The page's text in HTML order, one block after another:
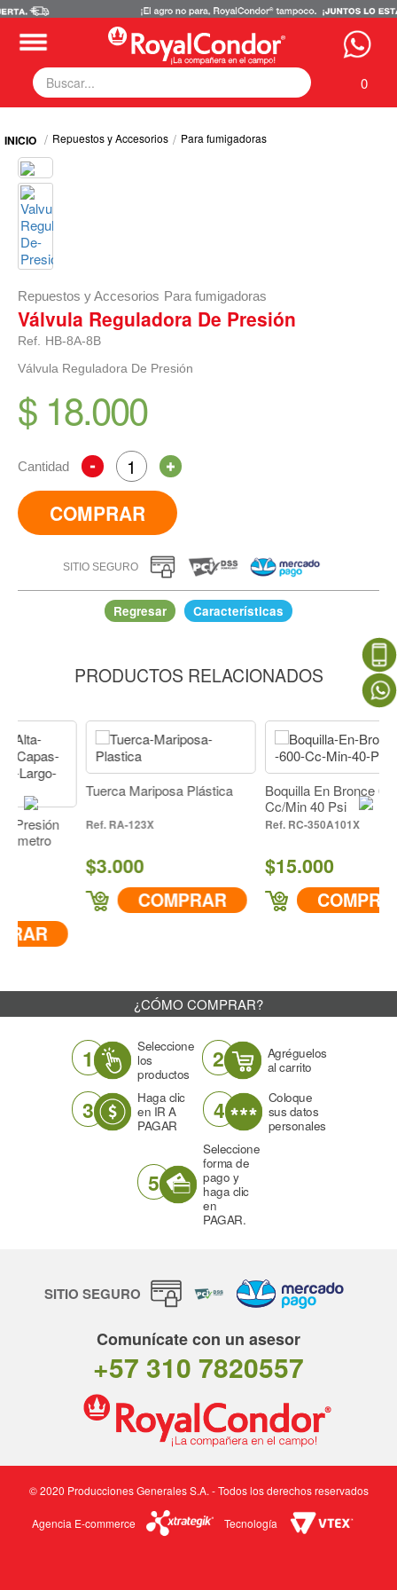
0
Fumigadoras
Equipos Motorizados
Respuestos y Accesorios
Tecnología de Aplicación
Zona Pecuaria
Zona Veterianaria
Repuestos y Accesorios Para fumigadoras
Repuestos y Accesorios Para fumigadoras
Válvula Reguladora De Presión
Ref. HB-8A-8B
Válvula Reguladora De Presión
$ 18.000
Cantidad
COMPRAR
SITIO SEGURO
Regresar Características
IR A COMPRAR
PRODUCTOS RELACIONADOS
Tuerca Mariposa Plástica
RA-123X
$3.000
COMPRAR
Boquilla En Bronce 600
Cc/Min 40 Psi
RC-350A101X
$15.000
COMPRAR
¿CÓMO COMPRAR?
1
Seleccione
los
productos
2
Agréguelos
al carrito
3
Haga clic
en IR A
PAGAR
4
Coloque
sus datos
personales
5
Seleccione
forma de
pago y
haga clic
en
PAGAR.
SITIO SEGURO
Comunícate con un asesor
+57 310 7820557
© 2020 Producciones Generales S.A. - Todos los derechos reservados
Agencia E-commerce Tecnología